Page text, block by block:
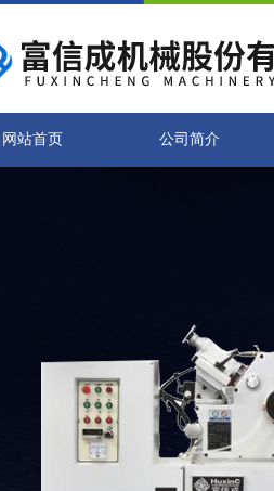
网站首页 公司简介